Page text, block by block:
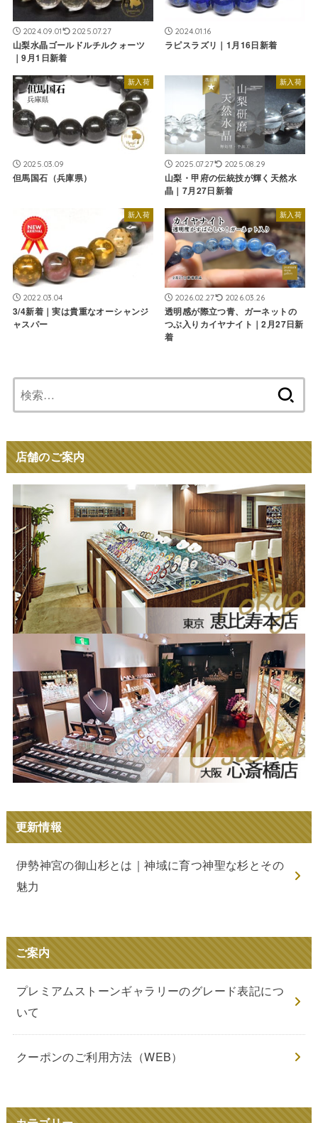
2024.09.01 2025.07.27
山梨水晶ゴールドルチルクォーツ
｜9月1日新着
2024.01.16
ラピスラズリ｜1月16日新着
新入荷
2025.03.09
但馬国石（兵庫県）
新入荷
2025.07.27 2025.08.29
山梨・甲府の伝統技が輝く天然水
晶｜7月27日新着
新入荷
2022.03.04
3/4新着｜実は貴重なオーシャンジ
ャスパー
新入荷
2026.02.27 2026.03.26
透明感が際立つ青、ガーネットの
つぶ入りカイヤナイト｜2月27日新
着
索:
店舗のご案内
更新情報
伊勢神宮の御山杉とは｜神域に育つ神聖な杉とその
魅力
ご案内
プレミアムストーンギャラリーのグレード表記につ
いて
クーポンのご利用方法（WEB）